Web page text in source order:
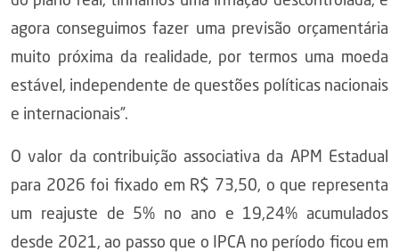
agora conseguimos fazer uma previsão orçamentária
muito próxima da realidade, por termos uma moeda
estável, independente de questões políticas nacionais
e internacionais”.
O valor da contribuição associativa da APM Estadual
para 2026 foi fixado em R$ 73,50, o que representa
um reajuste de 5% no ano e 19,24% acumulados
desde 2021, ao passo que o IPCA no período ficou em